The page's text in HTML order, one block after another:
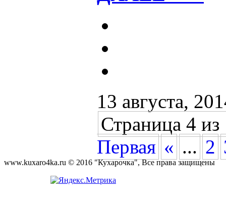
13 августа,
Страница 4 из
Первая « ... 2
www.kuxaro4ka.ru © 2016 "Кухарочка", Все права защищены